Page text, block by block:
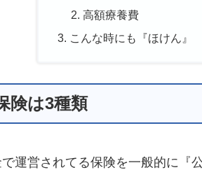
高額療養費
こんな時にも『ほけん』
険は3種類
運営されてる保険を一般的に『